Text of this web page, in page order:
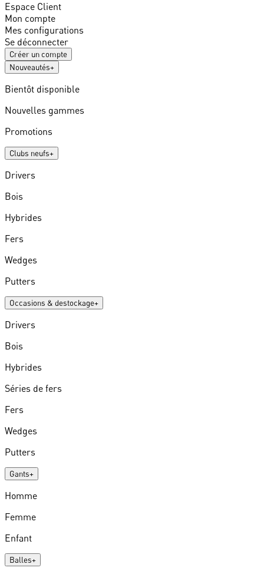
Espace Client
Mon compte
Mes configurations
Se déconnecter
Créer un compte
Nouveautés+
Bientôt disponible
Nouvelles gammes
Promotions
Clubs neufs+
Drivers
Bois
Hybrides
Fers
Wedges
Putters
Occasions & destockage+
Drivers
Bois
Hybrides
Séries de fers
Fers
Wedges
Putters
Gants+
Homme
Femme
Enfant
Balles+